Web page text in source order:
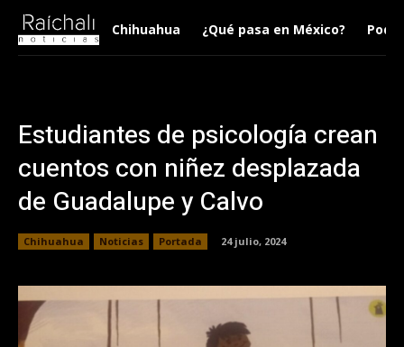
Chihuahua ¿Qué pasa en México?
Estudiantes de psicología crean
cuentos con niñez desplazada
de Guadalupe y Calvo
Chihuahua Noticias Portada 24 julio, 2024